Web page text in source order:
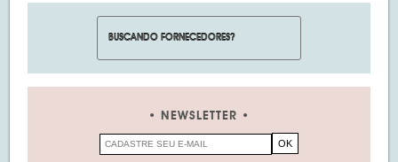
NEWSLETTER